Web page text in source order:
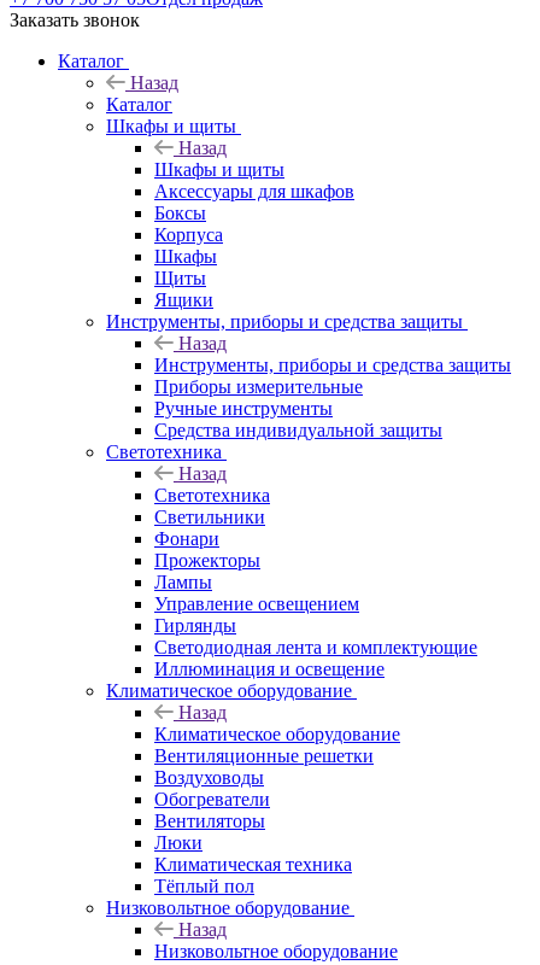
Заказать звонок
Каталог
Назад
Каталог
Шкафы и щиты
Назад
Шкафы и щиты
Аксессуары для шкафов
Боксы
Корпуса
Шкафы
Щиты
Ящики
Инструменты, приборы и средства защиты
Назад
Инструменты, приборы и средства защиты
Приборы измерительные
Ручные инструменты
Средства индивидуальной защиты
Светотехника
Назад
Светотехника
Светильники
Фонари
Прожекторы
Лампы
Управление освещением
Гирлянды
Светодиодная лента и комплектующие
Иллюминация и освещение
Климатическое оборудование
Назад
Климатическое оборудование
Вентиляционные решетки
Воздуховоды
Обогреватели
Вентиляторы
Люки
Климатическая техника
Тёплый пол
Низковольтное оборудование
Назад
Низковольтное оборудование